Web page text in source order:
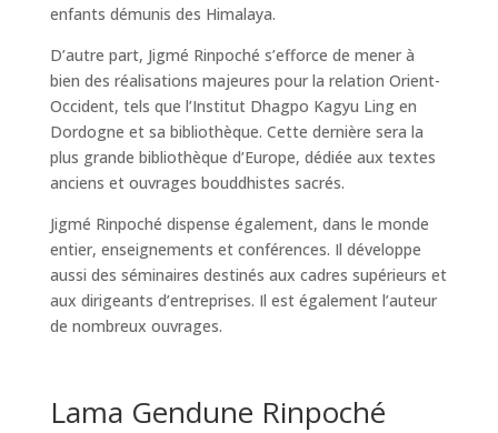
enfants démunis des Himalaya.
D’autre part, Jigmé Rinpoché s’efforce de mener à
bien des réalisations majeures pour la relation Orient-
Occident, tels que l’Institut Dhagpo Kagyu Ling en
Dordogne et sa bibliothèque. Cette dernière sera la
plus grande bibliothèque d’Europe, dédiée aux textes
anciens et ouvrages bouddhistes sacrés.
Jigmé Rinpoché dispense également, dans le monde
entier, enseignements et conférences. Il développe
aussi des séminaires destinés aux cadres supérieurs et
aux dirigeants d’entreprises. Il est également l’auteur
de nombreux ouvrages.
Lama Gendune Rinpoché